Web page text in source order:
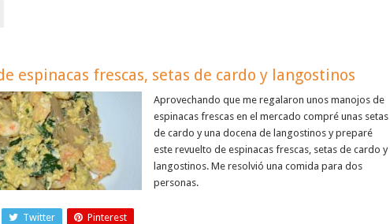
espinacas frescas, setas de cardo y langostinos
Aprovechando que me regalaron unos manojos de
espinacas frescas en el mercado compré unas setas
de cardo y una docena de langostinos y preparé
este revuelto de espinacas frescas, setas de cardo y
langostinos. Me resolvió una comida para dos
personas.
Twitter Pinterest